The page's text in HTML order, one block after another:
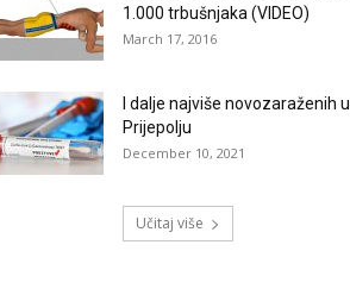
1.000 trbušnjaka (VIDEO)
March 17, 2016
I dalje najviše novozaraženih u
Prijepolju
December 10, 2021
Učitaj više